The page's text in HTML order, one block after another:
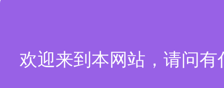
欢迎来到本网站，请问